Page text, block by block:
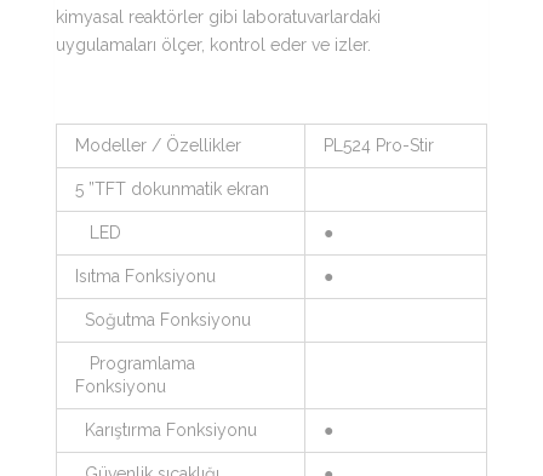
kimyasal reaktörler gibi laboratuvarlardaki
uygulamaları ölçer, kontrol eder ve izler.
Modeller / Özellikler PL524 Pro-Stir
5 ”TFT dokunmatik ekran
LED ●
Isıtma Fonksiyonu ●
Soğutma Fonksiyonu
Programlama
Fonksiyonu
Karıştırma Fonksiyonu ●